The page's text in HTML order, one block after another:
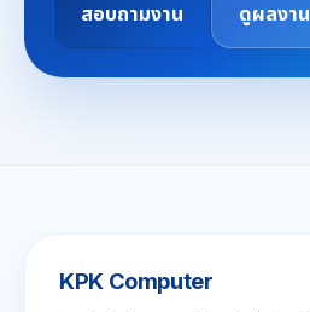
สอบถามงาน ดูผลงาน
KPK Computer